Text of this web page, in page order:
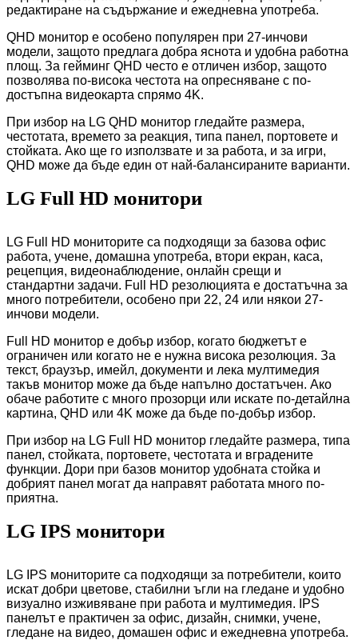
редактиране на съдържание и ежедневна употреба.
QHD монитор е особено популярен при 27-инчови
модели, защото предлага добра яснота и удобна работна
площ. За гейминг QHD често е отличен избор, защото
позволява по-висока честота на опресняване с по-
достъпна видеокарта спрямо 4K.
При избор на LG QHD монитор гледайте размера,
честотата, времето за реакция, типа панел, портовете и
стойката. Ако ще го използвате и за работа, и за игри,
QHD може да бъде един от най-балансираните варианти.
LG Full HD монитори
LG Full HD мониторите са подходящи за базова офис
работа, учене, домашна употреба, втори екран, каса,
рецепция, видеонаблюдение, онлайн срещи и
стандартни задачи. Full HD резолюцията е достатъчна за
много потребители, особено при 22, 24 или някои 27-
инчови модели.
Full HD монитор е добър избор, когато бюджетът е
ограничен или когато не е нужна висока резолюция. За
текст, браузър, имейл, документи и лека мултимедия
такъв монитор може да бъде напълно достатъчен. Ако
обаче работите с много прозорци или искате по-детайлна
картина, QHD или 4K може да бъде по-добър избор.
При избор на LG Full HD монитор гледайте размера, типа
панел, стойката, портовете, честотата и вградените
функции. Дори при базов монитор удобната стойка и
добрият панел могат да направят работата много по-
приятна.
LG IPS монитори
LG IPS мониторите са подходящи за потребители, които
искат добри цветове, стабилни ъгли на гледане и удобно
визуално изживяване при работа и мултимедия. IPS
панелът е практичен за офис, дизайн, снимки, учене,
гледане на видео, домашен офис и ежедневна употреба.